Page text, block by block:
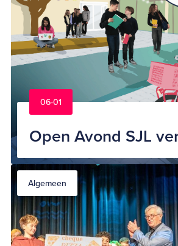
06-01
Open Avond SJL
Algemeen